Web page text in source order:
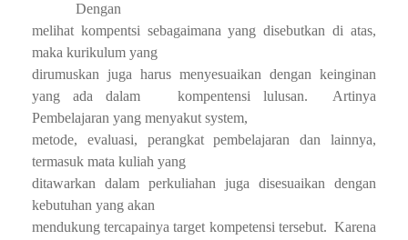
Dengan
melihat kompentsi sebagaimana yang disebutkan di atas,
maka kurikulum yang
dirumuskan juga harus menyesuaikan dengan keinginan
yang ada dalam
kompentensi lulusan.
Artinya
Pembelajaran yang menyakut system,
metode, evaluasi, perangkat pembelajaran dan lainnya,
termasuk mata kuliah yang
ditawarkan dalam perkuliahan juga disesuaikan dengan
kebutuhan yang akan
mendukung tercapainya target kompetensi tersebut. Karena